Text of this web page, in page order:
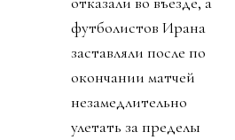
футболистов Ирана
заставляли после по
окончании матчей
незамедлительно
улетать за пределы